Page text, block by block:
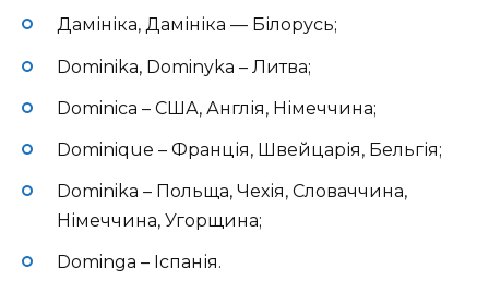
Дамініка, Дамініка — Білорусь;
Dominika, Dominyka – Литва;
Dominica – США, Англія, Німеччина;
Dominique – Франція, Швейцарія, Бельгія;
Dominika – Польща, Чехія, Словаччина,
Німеччина, Угорщина;
Dominga – Іспанія.